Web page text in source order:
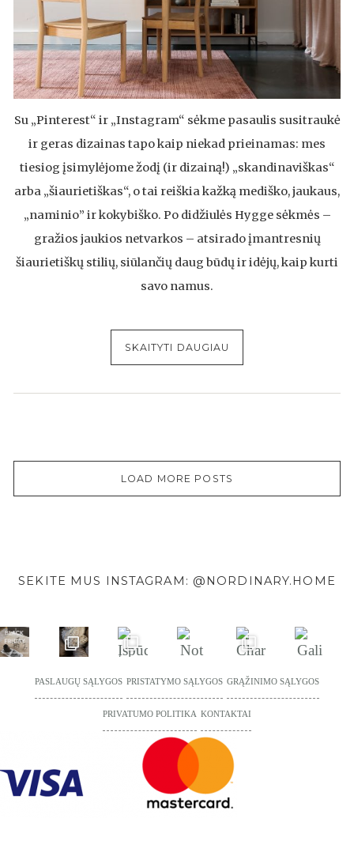
Su „Pinterest“ ir „Instagram“ sėkme pasaulis susitraukė
ir geras dizainas tapo kaip niekad prieinamas: mes
tiesiog įsimylėjome žodį (ir dizainą!) „skandinaviškas“
arba „šiaurietiškas“, o tai reiškia kažką mediško, jaukaus,
„naminio” ir kokybiško. Po didžiulės Hygge sėkmės –
gražios jaukios netvarkos – atsirado įmantresnių
šiaurietiškų stilių, siūlančių daug būdų ir idėjų, kaip kurti
savo namus.
SKAITYTI DAUGIAU
LOAD MORE POSTS
SEKITE MUS INSTAGRAM: @NORDINARY.HOME
PASLAUGŲ SĄLYGOS PRISTATYMO SĄLYGOS GRĄŽINIMO SĄLYGOS
PRIVATUMO POLITIKA KONTAKTAI